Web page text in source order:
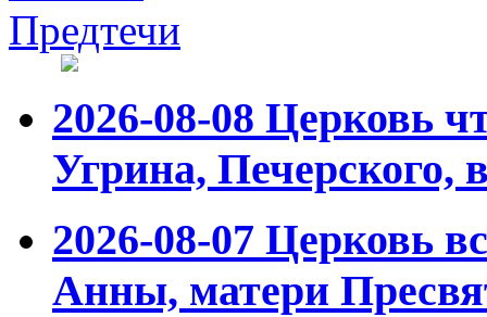
2026-08-08 Церковь
Угрина, Печерского,
2026-08-07 Церковь
Анны, матери